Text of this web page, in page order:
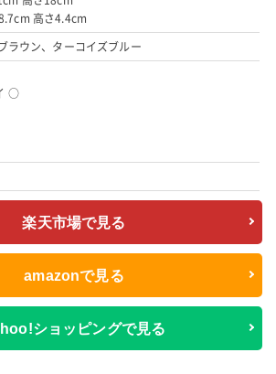
高さ4.4cm
ラウン、ターコイズブルー
○
楽天市場で見る
amazonで見る
ショッピングで見る